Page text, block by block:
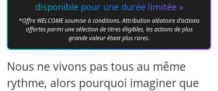
disponible pour une durée limitée »
*Offre WELCOME soumise à conditions. Attribution aléatoire d’actions
offertes parmi une sélection de titres éligibles, les actions de plus
grande valeur étant plus rares.
Nous ne vivons pas tous au même
rythme, alors pourquoi imaginer que